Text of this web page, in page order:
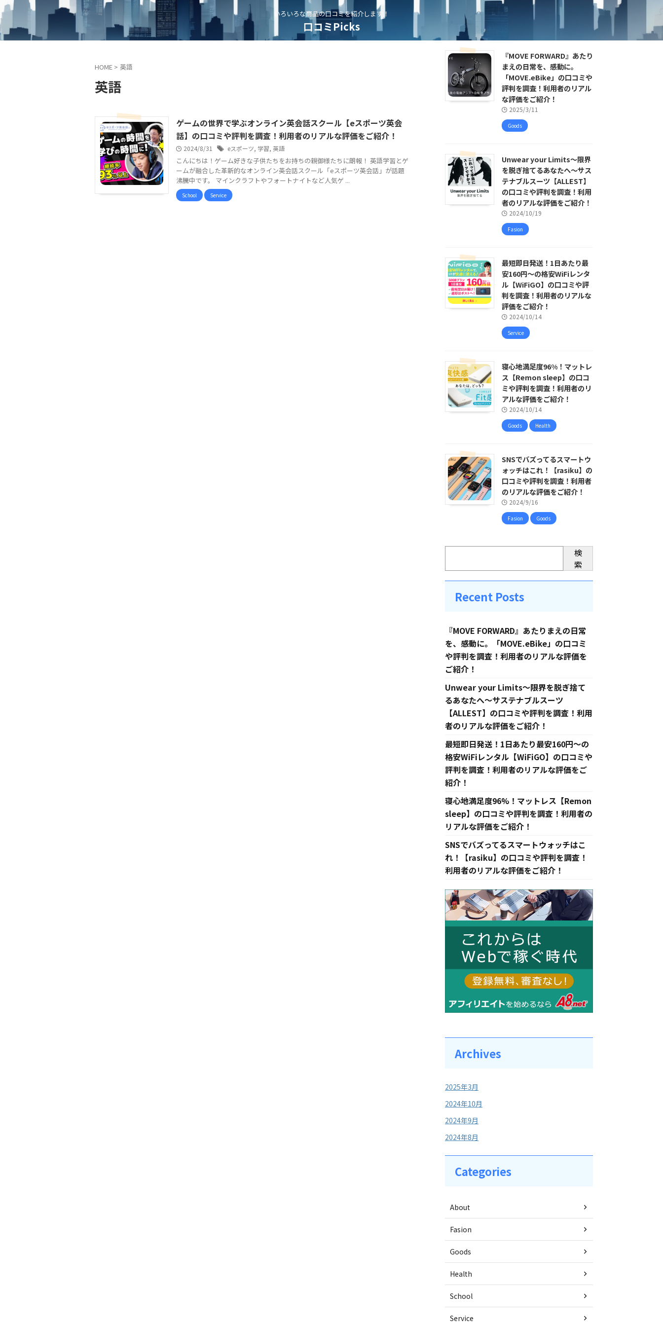
いろいろな商品の口コミを紹介します！
口コミPicks
HOME > 英語
英語
ゲームの世界で学ぶオンライン英会話スクール【eスポーツ英会
話】の口コミや評判を調査！利用者のリアルな評価をご紹介！
2024/8/31 eスポーツ, 学習, 英語
こんにちは！ゲーム好きな子供たちをお持ちの親御様たちに朗報！ 英語学習とゲ
ームが融合した革新的なオンライン英会話スクール「eスポーツ英会話」が話題
沸騰中です。 マインクラフトやフォートナイトなど人気ゲ ...
School Service
『MOVE FORWARD』あたり
まえの日常を、感動に。
「MOVE.eBike」の口コミや
評判を調査！利用者のリアル
な評価をご紹介！
2025/3/11
Goods
Unwear your Limits〜限界
を脱ぎ捨てるあなたへ〜サス
テナブルスーツ【ALLEST】
の口コミや評判を調査！利用
者のリアルな評価をご紹介！
2024/10/19
Fasion
最短即日発送！1日あたり最
安160円〜の格安WiFiレンタ
ル【WiFiGO】の口コミや評
判を調査！利用者のリアルな
評価をご紹介！
2024/10/14
Service
寝心地満足度96%！マットレ
ス【Remon sleep】の口コ
ミや評判を調査！利用者のリ
アルな評価をご紹介！
2024/10/14
Goods Health
SNSでバズってるスマートウ
ォッチはこれ！【rasiku】の
口コミや評判を調査！利用者
のリアルな評価をご紹介！
2024/9/16
Fasion Goods
検
索
Recent Posts
『MOVE FORWARD』あたりまえの日常
を、感動に。「MOVE.eBike」の口コミ
や評判を調査！利用者のリアルな評価を
ご紹介！
Unwear your Limits〜限界を脱ぎ捨て
るあなたへ〜サステナブルスーツ
【ALLEST】の口コミや評判を調査！利用
者のリアルな評価をご紹介！
最短即日発送！1日あたり最安160円〜の
格安WiFiレンタル【WiFiGO】の口コミや
評判を調査！利用者のリアルな評価をご
紹介！
寝心地満足度96%！マットレス【Remon
sleep】の口コミや評判を調査！利用者の
リアルな評価をご紹介！
SNSでバズってるスマートウォッチはこ
れ！【rasiku】の口コミや評判を調査！
利用者のリアルな評価をご紹介！
Archives
2025年3月
2024年10月
2024年9月
2024年8月
Categories
About
Fasion
Goods
Health
School
Service